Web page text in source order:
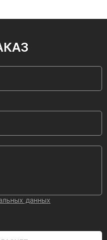
данных